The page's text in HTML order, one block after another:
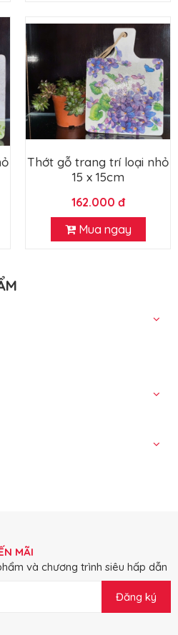
Thớt gỗ trang trí loại nhỏ
15 x 15cm
162.000 đ
Mua ngay
MÃI
và chương trình siêu hấp dẫn
Đăng ký